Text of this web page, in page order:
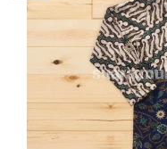
66 Jalan Menuju
Cinta Ilahi
Menemukan
Tuhan dalam
Luka, Cinta, dan
Kehidupan
Sehari-hari